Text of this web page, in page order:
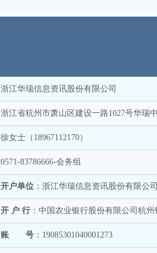
浙江华瑞信息资讯股份有限公司
浙江省杭州市萧山区建设一路1027号华瑞
徐女士（18967112170）
0571-83786666-会务组
开户单位 ：浙江华瑞信息资讯股份有限公
开 户 行 ：中国农业银行股份有限公司杭
账 号 ：19085301040001273